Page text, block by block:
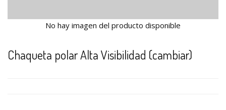
No hay imagen del producto disponible
Chaqueta polar Alta Visibilidad (cambiar)